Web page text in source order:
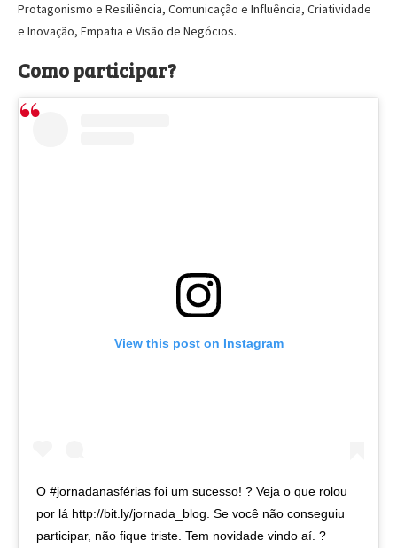
Protagonismo e Resiliência, Comunicação e Influência, Criatividade
e Inovação, Empatia e Visão de Negócios.
Como participar?
View this post on Instagram
O #jornadanasférias foi um sucesso! ? Veja o que rolou
por lá http://bit.ly/jornada_blog. Se você não conseguiu
participar, não fique triste. Tem novidade vindo aí. ? ⠀ ⠀